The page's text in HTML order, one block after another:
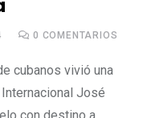
0 COMENTARIOS
cubanos vivió una
José